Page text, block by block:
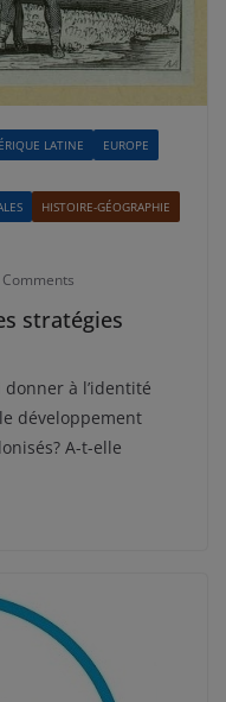
LATINE
EUROPE
HISTOIRE-GÉOGRAPHIE
stratégies
à l’identité
développement
A-t-elle